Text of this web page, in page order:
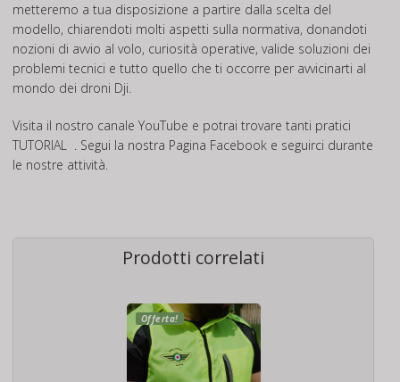
metteremo a tua disposizione a partire dalla scelta del
modello, chiarendoti molti aspetti sulla normativa, donandoti
nozioni di avvio al volo, curiosità operative, valide soluzioni dei
problemi tecnici e tutto quello che ti occorre per avvicinarti al
mondo dei droni Dji.
Visita il nostro canale YouTube e potrai trovare tanti pratici
TUTORIAL . Segui la nostra Pagina Facebook e seguirci durante
le nostre attività.
Prodotti correlati
Offerta!